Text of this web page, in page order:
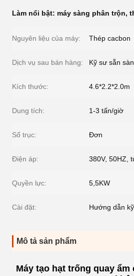
Làm nổi bật: máy sàng phân trộn,
Nguyên liệu của máy: Thép cacbon
Dịch vụ sau bán hàng: Kỹ sư sẵn
Kích thước: 4.6*2.2*2.0m
Dung tích: 1-3 tấn/giờ
Số trục: Đơn
Điện áp: 380V, 50HZ,
Quyền lực: 5,5KW
Cài đặt: Hướng dẫn
Mô tả sản phẩm
Máy tạo hạt trống quay